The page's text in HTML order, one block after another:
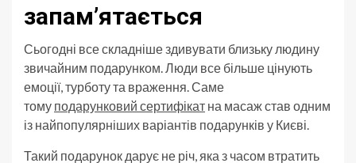
запам’ятається
Сьогодні все складніше здивувати близьку людину
звичайним подарунком. Люди все більше цінують
емоції, турботу та враження. Саме
тому подарунковий сертифікат на масаж став одним
із найпопулярніших варіантів подарунків у Києві.
Такий подарунок дарує не річ, яка з часом втратить